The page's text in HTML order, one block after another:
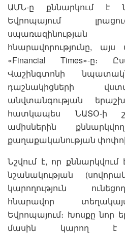
ԱՄՆ-ը քննարկում է
Եվրոպայում
հնարավորությունը,
«Financial Times»-ը։
Վաշինգտոնի
դաշնակիցների
անվտանգության
հատկապես ՆԱՏՕ-ի
ամիսներին
քաղաքականության
Նշվում է, որ
նշանակության
կարողություն
հնարավոր
Եվրոպայում։ Խոսքը նոր
մասին կարող է